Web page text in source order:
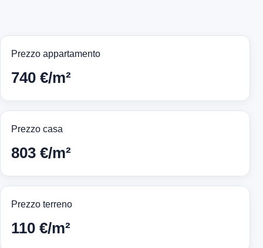
Prezzo appartamento
740 €/m²
Prezzo casa
803 €/m²
Prezzo terreno
110 €/m²